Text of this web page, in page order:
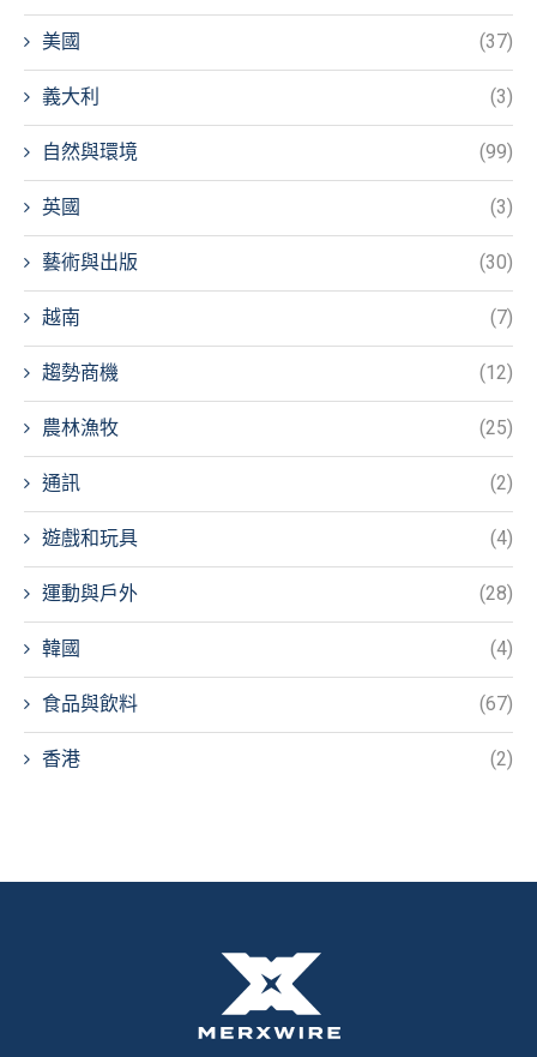
美國 (37)
義大利 (3)
自然與環境 (99)
英國 (3)
藝術與出版 (30)
越南 (7)
趨勢商機 (12)
農林漁牧 (25)
通訊 (2)
遊戲和玩具 (4)
運動與戶外 (28)
韓國 (4)
食品與飲料 (67)
香港 (2)